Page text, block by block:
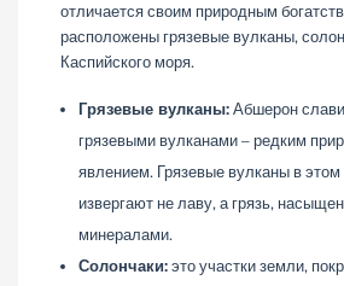
отличается своим природным
расположены грязевые вулканы,
Каспийского моря.
Грязевые вулканы:Абшерон
грязевыми вулканами – редким
явлением. Грязевые вулканы в этом
извергают не лаву, а грязь,
минералами.
Солончаки:это участки земли,